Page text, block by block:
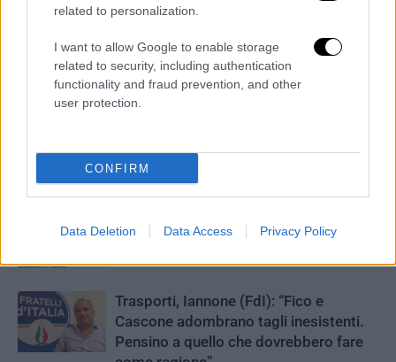
related to personalization.
I want to allow Google to enable storage
related to security, including authentication
functionality and fraud prevention, and other
user protection.
CONFIRM
Data Deletion Data Access Privacy Policy
ARTICOLI CORRELATI ALTRO DALL'AUTORE
Arus: “I lavori procedono, nessun
ritardo”
Regione solo 1 milione a Pozzuoli e 8
Trasporti, Iannone (FdI): “Fico e
Cascone adombrano tagli inesistenti.
Pensino a quello che dovrebbero fare